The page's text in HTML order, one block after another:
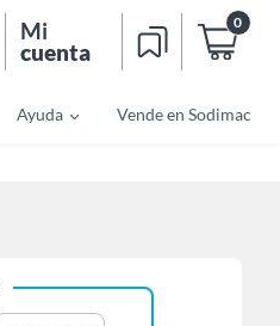
Mi
cuenta
0
Ayuda Vende en Sodimac